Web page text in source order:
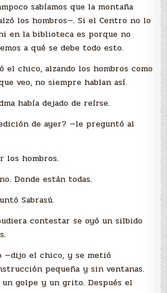
sabíamos que la montaña
los hombros—. Si el Centro no lo
en la biblioteca es porque no
a qué se debe todo esto.
el chico, alzando los hombros como
veo, no siempre hablan así.
había dejado de reírse.
de ayer? —le preguntó al
los hombros.
Donde están todas.
Sabrasú.
contestar se oyó un silbido
—dijo el chico, y se metió
pequeña y sin ventanas.
golpe y un grito. Después el